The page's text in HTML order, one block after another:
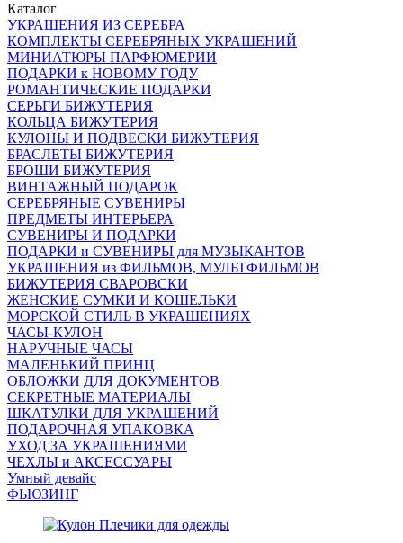
Каталог
УКРАШЕНИЯ ИЗ СЕРЕБРА
КОМПЛЕКТЫ СЕРЕБРЯНЫХ УКРАШЕНИЙ
МИНИАТЮРЫ ПАРФЮМЕРИИ
ПОДАРКИ к НОВОМУ ГОДУ
РОМАНТИЧЕСКИЕ ПОДАРКИ
СЕРЬГИ БИЖУТЕРИЯ
КОЛЬЦА БИЖУТЕРИЯ
КУЛОНЫ И ПОДВЕСКИ БИЖУТЕРИЯ
БРАСЛЕТЫ БИЖУТЕРИЯ
БРОШИ БИЖУТЕРИЯ
ВИНТАЖНЫЙ ПОДАРОК
СЕРЕБРЯНЫЕ СУВЕНИРЫ
ПРЕДМЕТЫ ИНТЕРЬЕРА
СУВЕНИРЫ И ПОДАРКИ
ПОДАРКИ и СУВЕНИРЫ для МУЗЫКАНТОВ
УКРАШЕНИЯ из ФИЛЬМОВ, МУЛЬТФИЛЬМОВ
БИЖУТЕРИЯ СВАРОВСКИ
ЖЕНСКИЕ СУМКИ И КОШЕЛЬКИ
МОРСКОЙ СТИЛЬ В УКРАШЕНИЯХ
ЧАСЫ-КУЛОН
НАРУЧНЫЕ ЧАСЫ
МАЛЕНЬКИЙ ПРИНЦ
ОБЛОЖКИ ДЛЯ ДОКУМЕНТОВ
СЕКРЕТНЫЕ МАТЕРИАЛЫ
ШКАТУЛКИ ДЛЯ УКРАШЕНИЙ
ПОДАРОЧНАЯ УПАКОВКА
УХОД ЗА УКРАШЕНИЯМИ
ЧEХЛЫ и АКСЕССУАРЫ
Умный девайс
ФЬЮЗИНГ